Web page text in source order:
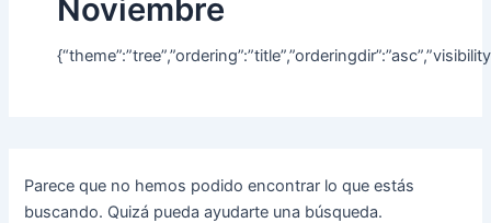
Noviembre
Parece que no hemos podido encontrar lo que estás
buscando. Quizá pueda ayudarte una búsqueda.